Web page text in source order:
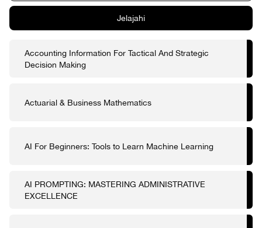
Jelajahi
Accounting Information For Tactical And Strategic
Decision Making
Actuarial & Business Mathematics
AI For Beginners: Tools to Learn Machine Learning
AI PROMPTING: MASTERING ADMINISTRATIVE
EXCELLENCE